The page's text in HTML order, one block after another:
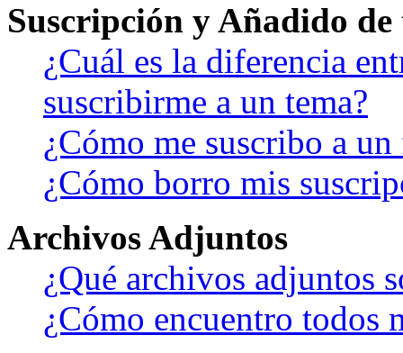
Suscripción y Añadido
¿Cuál es la diferencia
suscribirme a un tema?
¿Cómo me suscribo a
¿Cómo borro mis
Archivos Adjuntos
¿Qué archivos adjuntos
¿Cómo encuentro todos